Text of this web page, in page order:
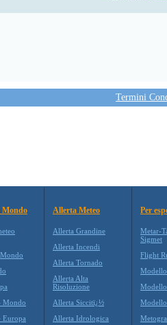
Termini
Mondo
Mondo
Europa
Allerta Meteo
Allerta Grandine
Allerta Incendi
Allerta Tornado
Allerta Alta
Risoluzione
Allerta Siccitï¿½
Allerta Idrologica
Per
Metar-
Sigmet
Flight
Modello